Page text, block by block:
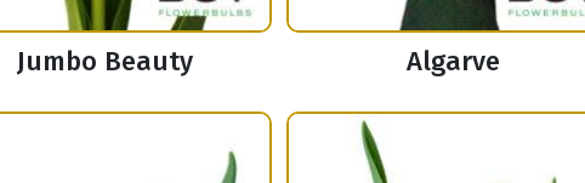
Jumbo Beauty Algarve